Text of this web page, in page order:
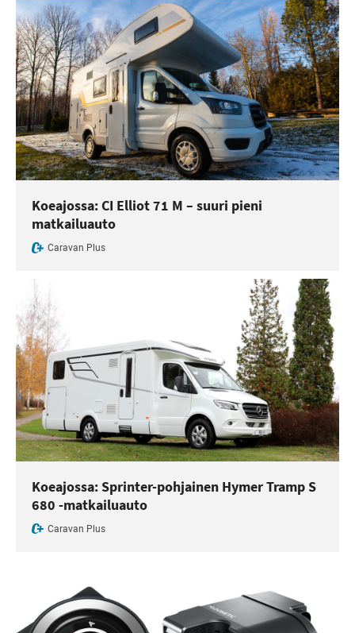
Koeajossa: CI Elliot 71 M – suuri pieni
matkailuauto
Caravan Plus
Koeajossa: Sprinter-pohjainen Hymer Tramp S
680 -matkailuauto
Caravan Plus